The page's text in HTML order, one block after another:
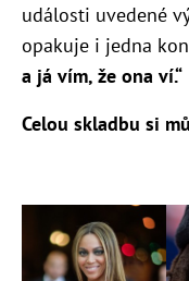
události uvedené
opakuje i jedna
a já vím, že ona ví.“
Celou skladbu si